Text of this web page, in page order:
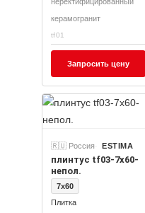
керамогранит
tf01
Запросить цену
🇷🇺 Россия ESTIMA
плинтус tf03-7x60-
непол.
7x60
Плитка